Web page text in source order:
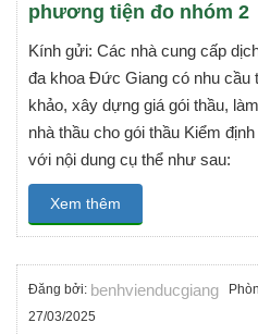
phương tiện đo nhóm 2
Kính gửi: Các nhà cung cấp
đa khoa Đức Giang có nhu cầu
khảo, xây dựng giá gói thầu,
nhà thầu cho gói thầu Kiểm
với nội dung cụ thể như sau:
Xem thêm
Đăng bởi: benhvienducgiang
27/03/2025